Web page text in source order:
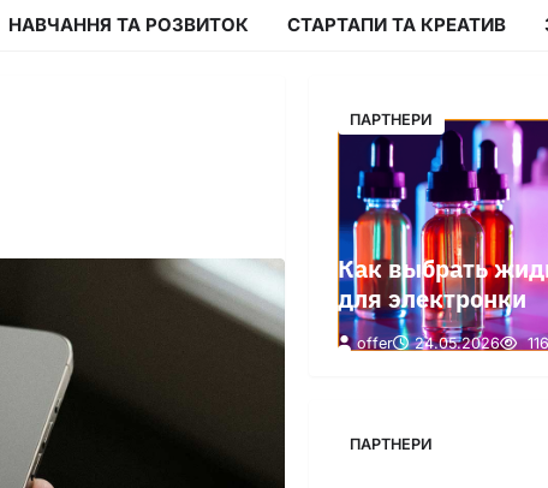
НАВЧАННЯ ТА РОЗВИТОК СТАРТАПИ ТА КРЕАТИВ
ПАРТНЕРИ
Как выбрать
для электронки
offer 24.05.2026
ПАРТНЕРИ